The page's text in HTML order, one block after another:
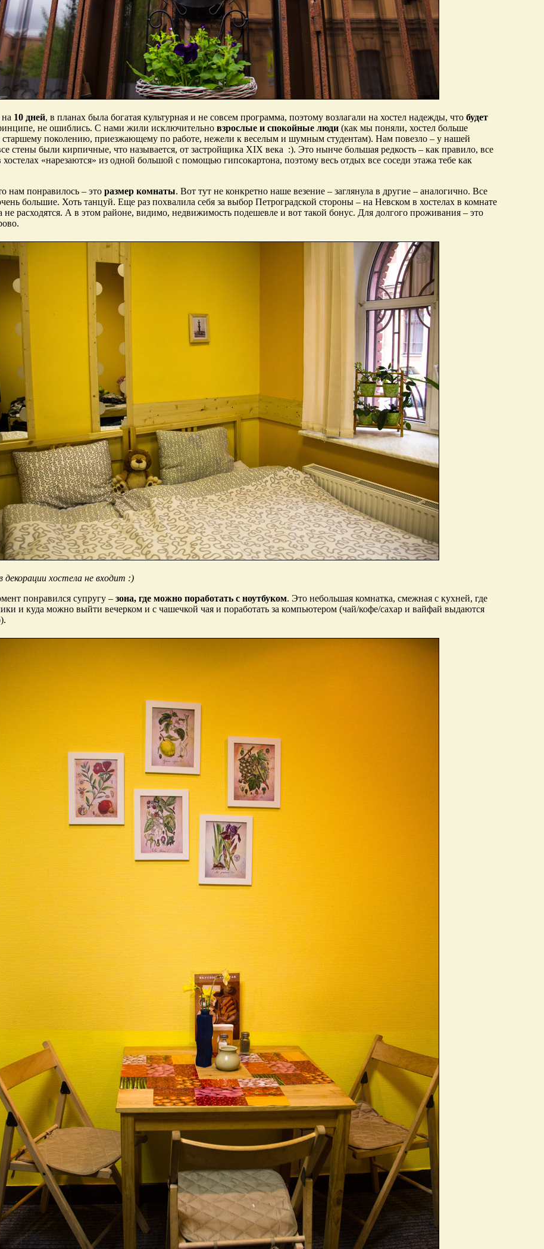
10 дней, в планах была богатая культурная и не совсем программа, поэтому возлагали на хостел надежды, что будет
не ошиблись. С нами жили исключительно взрослые и спокойные люди (как мы поняли, хостел больше
старшему поколению, приезжающему по работе, нежели к веселым и шумным студентам). Нам повезло – у нашей
стены были кирпичные, что называется, от застройщика XIX века :). Это нынче большая редкость – как правило, все
«нарезаются» из одной большой с помощью гипсокартона, поэтому весь отдых все соседи этажа тебе как
нам понравилось – это размер комнаты. Вот тут не конкретно наше везение – заглянула в другие – аналогично. Все
большие. Хоть танцуй. Еще раз похвалила себя за выбор Петроградской стороны – на Невском в хостелах в комнате
не расходятся. А в этом районе, видимо, недвижимость подешевле и вот такой бонус. Для долгого проживания – это
декорации хостела не входит :)
понравился супругу – зона, где можно поработать с ноутбуком. Это небольшая комнатка, смежная с кухней, где
и куда можно выйти вечерком и с чашечкой чая и поработать за компьютером (чай/кофе/сахар и вайфай выдаются